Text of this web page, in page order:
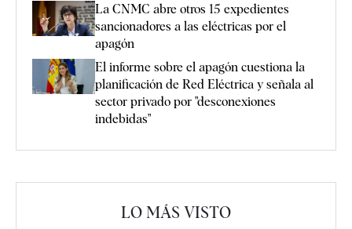
La CNMC abre otros 15 expedientes
sancionadores a las eléctricas por el
apagón
El informe sobre el apagón cuestiona la
planificación de Red Eléctrica y señala al
sector privado por "desconexiones
indebidas"
LO MÁS VISTO